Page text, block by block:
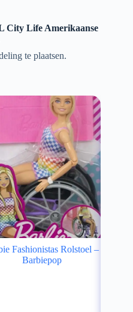
City Life Amerikaanse
te plaatsen.
Fashionistas Rolstoel –
Barbiepop